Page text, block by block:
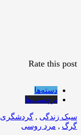
Rate this post
دسته‌ها
برچسب‌ها
سبک زندگی , گردشگری
گرگ , مرد روسی